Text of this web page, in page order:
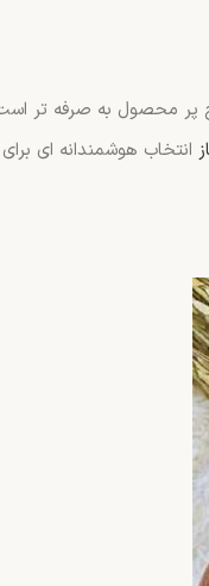
پر محصول به صرفه تر
انتخاب هوشمندانه ای برای